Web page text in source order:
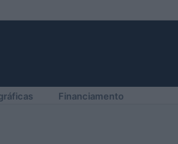
Financiamento